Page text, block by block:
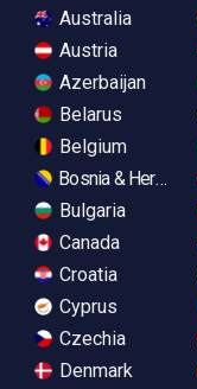
Australia
Austria
Azerbaijan
Belarus
Belgium
Bosnia &
Bulgaria
Canada
Croatia
Cyprus
Czechia
Denmark